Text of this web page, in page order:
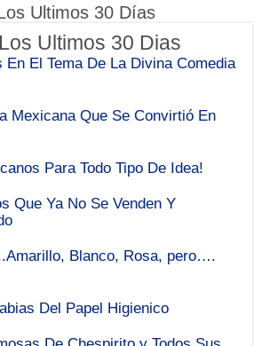
Ultimos 30 Días
Ultimos 30 Dias
El Tema De La Divina Comedia
Mexicana Que Se Convirtió En
Para Todo Tipo De Idea!
Que Ya No Se Venden Y
Blanco, Rosa, pero….
Del Papel Higienico